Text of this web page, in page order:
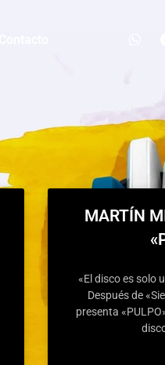
MARTÍN
«El disco es solo
Después de
presenta